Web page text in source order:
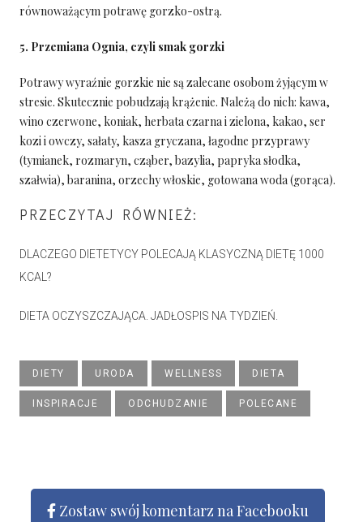
równoważącym potrawę gorzko-ostrą.
5. Przemiana Ognia, czyli smak gorzki
Potrawy wyraźnie gorzkie nie są zalecane osobom żyjącym w
stresie. Skutecznie pobudzają krążenie. Należą do nich: kawa,
wino czerwone, koniak, herbata czarna i zielona, kakao, ser
kozi i owczy, sałaty, kasza gryczana, łagodne przyprawy
(tymianek, rozmaryn, cząber, bazylia, papryka słodka,
szałwia), baranina, orzechy włoskie, gotowana woda (gorąca).
PRZECZYTAJ RÓWNIEŻ:
DLACZEGO DIETETYCY POLECAJĄ KLASYCZNĄ DIETĘ 1000
KCAL?
DIETA OCZYSZCZAJĄCA. JADŁOSPIS NA TYDZIEŃ.
DIETY URODA WELLNESS DIETA
INSPIRACJE ODCHUDZANIE POLECANE
Zostaw swój komentarz na Facebooku